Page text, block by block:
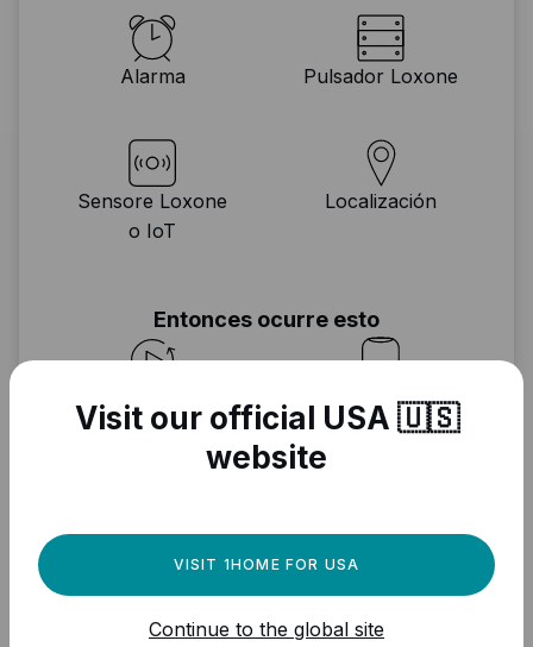
Alarma Pulsador Loxone
Sensore Loxone
o IoT
Localización
Entonces ocurre esto
dispositivo
HomePod
Visit our official USA 🇺🇸
website
VISIT 1HOME FOR USA
Continue to the global site